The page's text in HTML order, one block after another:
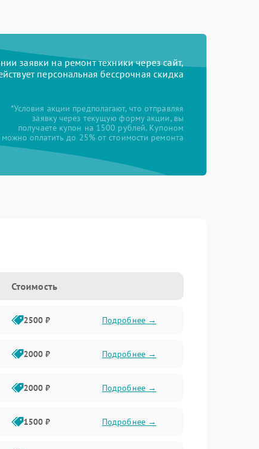
заявки на ремонт техники через сайт,
персональная бессрочная скидка
*Условия акции предполагают, что отправляя
заявку через текущую форму акции, вы
получаете купон на 1500 рублей. Купоном
можно оплатить до 25% от стоимости ремонта
Стоимость
2500 ₽ Подробнее →
2000 ₽ Подробнее →
2000 ₽ Подробнее →
1500 ₽ Подробнее →